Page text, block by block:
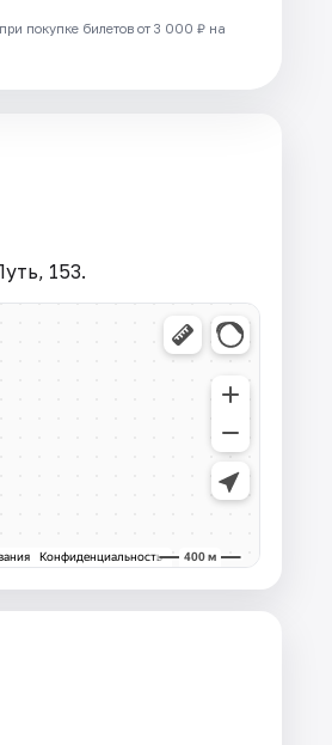
покупке билетов от 3 000 ₽ на
153.